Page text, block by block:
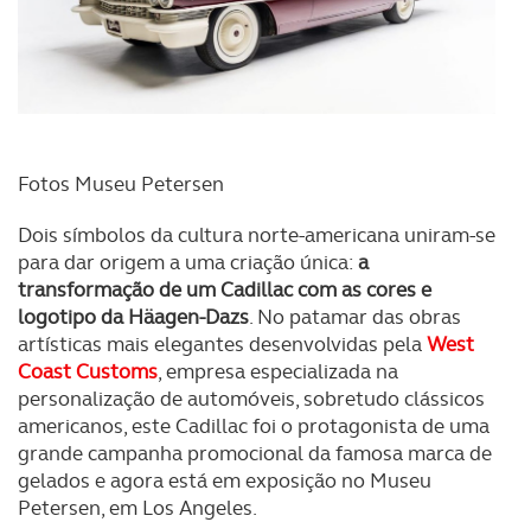
Fotos Museu Petersen
Dois símbolos da cultura norte-americana uniram-se
para dar origem a uma criação única: a
transformação de um Cadillac com as cores e
logotipo da Häagen-Dazs. No patamar das obras
artísticas mais elegantes desenvolvidas pelaWest
Coast Customs, empresa especializada na
personalização de automóveis, sobretudo clássicos
americanos, este Cadillac foi o protagonista de uma
grande campanha promocional da famosa marca de
gelados e agora está em exposição no Museu
Petersen, em Los Angeles.